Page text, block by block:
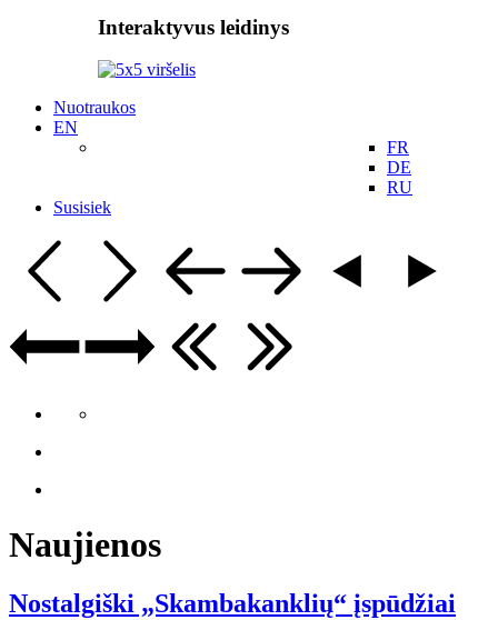
Interaktyvus leidinys
Nuotraukos
EN
FR
DE
RU
Susisiek
Naujienos
Nostalgiški „Skambakanklių“ įspūdžiai